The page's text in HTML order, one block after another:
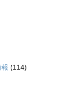
(114)